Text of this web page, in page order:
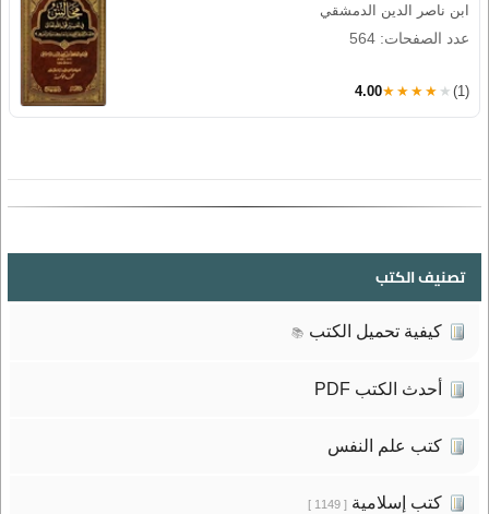
ابن ناصر الدين الدمشقي
عدد الصفحات: 564
4.00★★★★★ (1)
تصنيف الكتب
كيفية تحميل الكتب 📚
أحدث الكتب PDF
كتب علم النفس
كتب إسلامية[ 1149 ]